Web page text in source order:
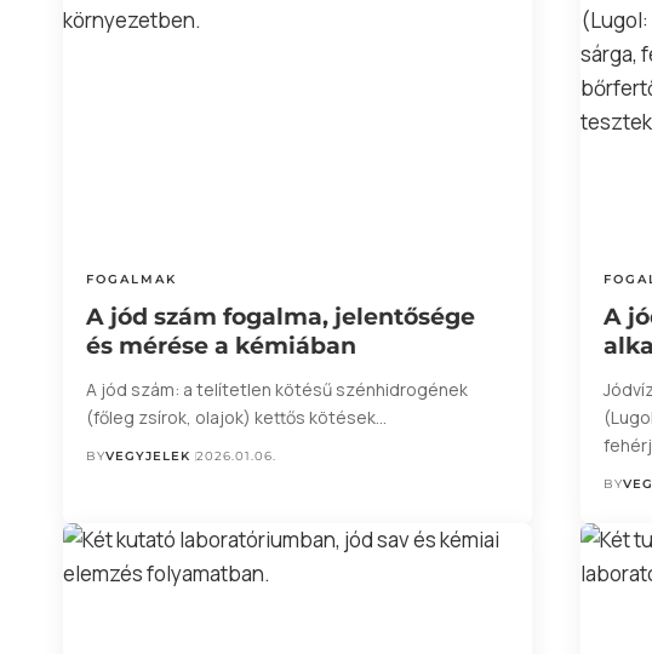
FOGALMAK
A jód szám fogalma, jelentősége
és mérése a kémiában
A jód szám: a telítetlen kötésű szénhidrogének
(főleg zsírok, olajok) kettős kötések…
BYVEGYJELEK 2026.01.06.
A
BY